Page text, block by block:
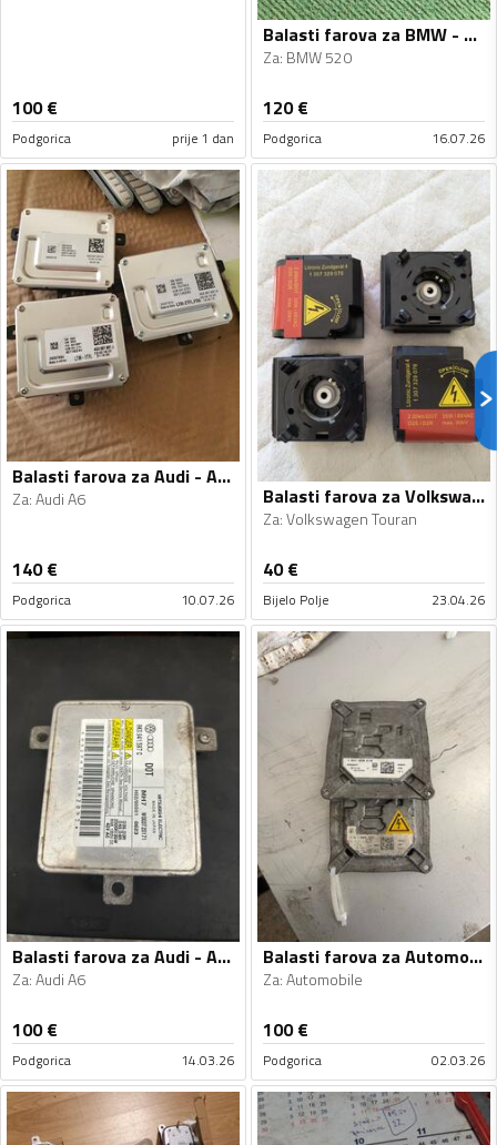
100€
Podgorica prije 1 dan
Balasti farova za BMW - 520 - 2010-2016
Za: BMW 520
120€
Podgorica 16.07.26
Balasti farova za Audi - A6 - 2012-2018
Za:Audi A6
140€
Podgorica 10.07.26
Balasti farova za Volkswagen - Touran - 2004
Za:Volkswagen Touran
40€
Bijelo Polje 23.04.26
Balasti farova za Audi - A6 - 2014
Za:Audi A6
100€
Podgorica 14.03.26
Balasti farova za Automobile - Univerzalno
Za:Automobile
100€
Podgorica 02.03.26